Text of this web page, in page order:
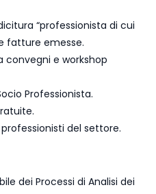
“professionista di cui
fatture emesse.
convegni e workshop
Professionista.
del settore.
dei Processi di Analisi dei